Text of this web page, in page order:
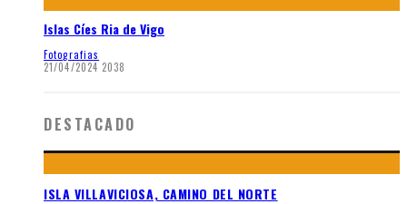
Islas Cíes Ria de Vigo
Fotografias
21/04/2024 2038
DESTACADO
ISLA VILLAVICIOSA, CAMINO DEL NORTE